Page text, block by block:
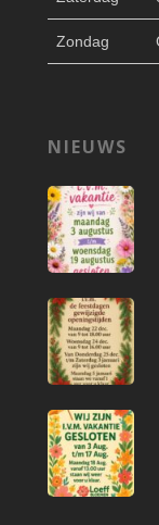
Zondag
NIEUWS